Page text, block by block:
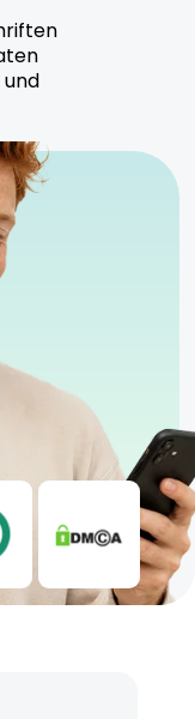
unter
empfohlen
auch neue